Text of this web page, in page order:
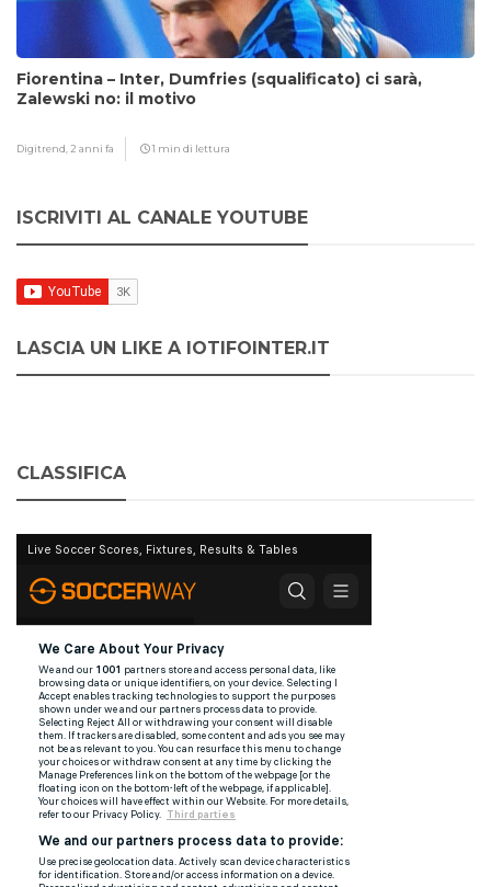
Fiorentina – Inter, Dumfries (squalificato) ci sarà,
Zalewski no: il motivo
Digitrend, 2 anni fa 1 min di lettura
ISCRIVITI AL CANALE YOUTUBE
LASCIA UN LIKE A IOTIFOINTER.IT
CLASSIFICA